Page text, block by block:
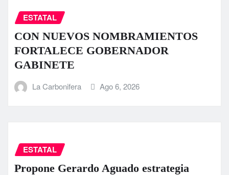
ESTATAL
CON NUEVOS NOMBRAMIENTOS
FORTALECE GOBERNADOR
GABINETE
La Carbonifera Ago 6, 2026
ESTATAL
Propone Gerardo Aguado estrategia